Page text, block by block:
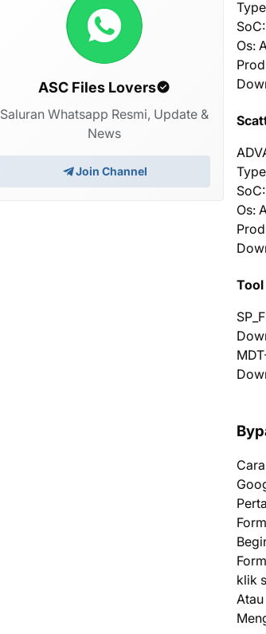
Os:
Os:
Tool
klik
Atau
ASC Files Lovers
Saluran Whatsapp Resmi, Update &
News
Join Channel